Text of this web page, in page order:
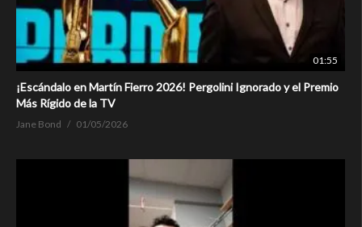
01:55
¡Escándalo en Martín Fierro 2026! Pergolini Ignorado y el Premio
Más Rígido de la TV
Jane Bond 01/05/2026